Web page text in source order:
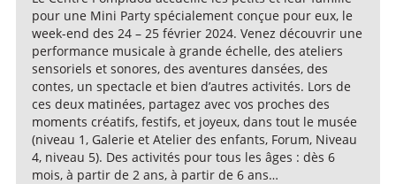
pour une Mini Party spécialement conçue pour eux, le
week-end des 24 – 25 février 2024. Venez découvrir une
performance musicale à grande échelle, des ateliers
sensoriels et sonores, des aventures dansées, des
contes, un spectacle et bien d’autres activités. Lors de
ces deux matinées, partagez avec vos proches des
moments créatifs, festifs, et joyeux, dans tout le musée
(niveau 1, Galerie et Atelier des enfants, Forum, Niveau
4, niveau 5). Des activités pour tous les âges : dès 6
mois, à partir de 2 ans, à partir de 6 ans…